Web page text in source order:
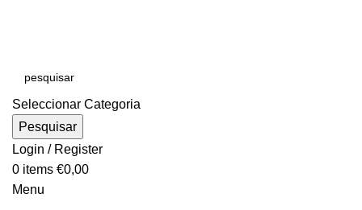
Seleccionar Categoria
Pesquisar
Login / Register
0 items €0,00
Menu